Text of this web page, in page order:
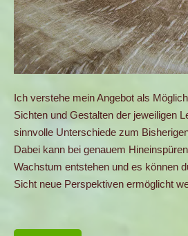
Ich verstehe mein Angebot als
Sichten und Gestalten der jeweiligen
sinnvolle Unterschiede zum
Dabei kann bei genauem
Wachstum entstehen und es können
Sicht neue Perspektiven ermöglicht